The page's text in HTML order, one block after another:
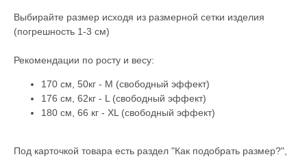
Выбирайте размер исходя из размерной сетки изделия
(погрешность 1-3 см)
Рекомендации по росту и весу:
170 см, 50кг - М (свободный эффект)
176 см, 62кг - L (свободный эффект)
180 см, 66 кг - XL (свободный эффект)
Под карточкой товара есть раздел "Как подобрать размер?",